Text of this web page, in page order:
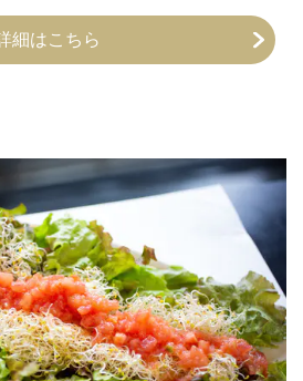
細はこちら